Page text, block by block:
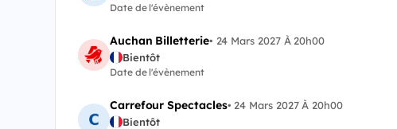
Date de l'évènement
Auchan Billetterie• 24 Mars 2027 À 20h00
Bientôt
Date de l'évènement
Carrefour Spectacles• 24 Mars 2027 À 20h00
Bientôt